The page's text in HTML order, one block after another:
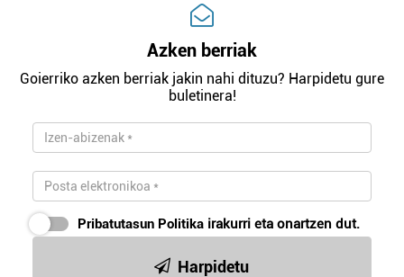
Azken berriak
Goierriko azken berriak jakin nahi dituzu? Harpidetu gure
buletinera!
Pribatutasun Politika irakurri eta onartzen dut.
Harpidetu